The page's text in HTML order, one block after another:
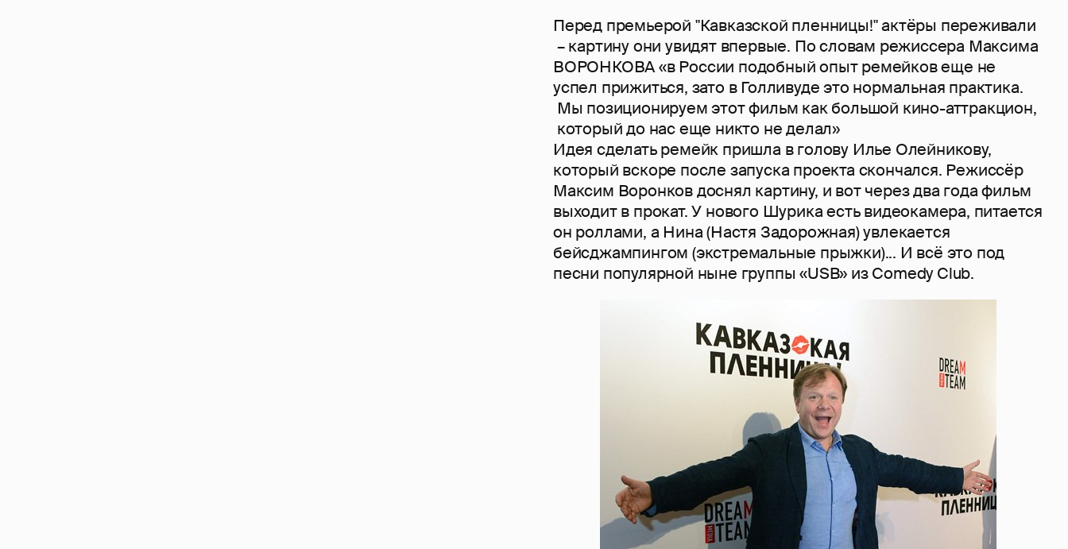
Перед премьерой "Кавказской пленницы!" актёры переживали
– картину они увидят впервые. По словам режиссера Максима
ВОРОНКОВА «в России подобный опыт ремейков еще не
успел прижиться, зато в Голливуде это нормальная практика.
Мы позиционируем этот фильм как большой кино-аттракцион,
который до нас еще никто не делал»
Идея сделать ремейк пришла в голову Илье Олейникову,
который вскоре после запуска проекта скончался. Режиссёр
Максим Воронков доcнял картину, и вот через два года фильм
выходит в прокат. У нового Шурика есть видеокамера, питается
он роллами, а Нина (Настя Задорожная) увлекается
бейсджампингом (экстремальные прыжки)... И всё это под
песни популярной ныне группы «USB» из Comedy Club.